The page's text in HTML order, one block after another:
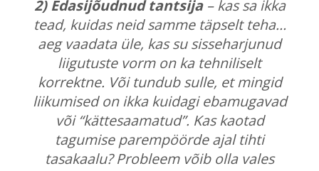
2) Edasijõudnud tantsija– kas sa ikka
tead, kuidas neid samme täpselt teha…
aeg vaadata üle, kas su sisseharjunud
liigutuste vorm on ka tehniliselt
korrektne. Või tundub sulle, et mingid
liikumised on ikka kuidagi ebamugavad
või “kättesaamatud”. Kas kaotad
tagumise parempöörde ajal tihti
tasakaalu? Probleem võib olla vales